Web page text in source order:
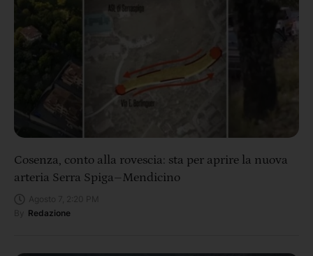
Cosenza, conto alla rovescia: sta per aprire la nuova
arteria Serra Spiga–Mendicino
Redazione